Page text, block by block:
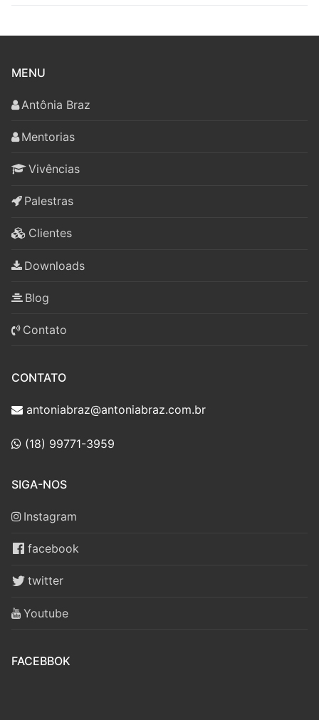
MENU
Antônia Braz
Mentorias
Vivências
Palestras
Clientes
Downloads
Blog
Contato
CONTATO
antoniabraz@antoniabraz.com.br
(18) 99771-3959
SIGA-NOS
Instagram
facebook
twitter
Youtube
FACEBBOK